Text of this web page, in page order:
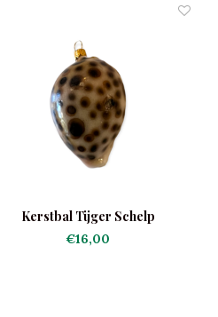
Kerstbal Tijger Schelp
€16,00